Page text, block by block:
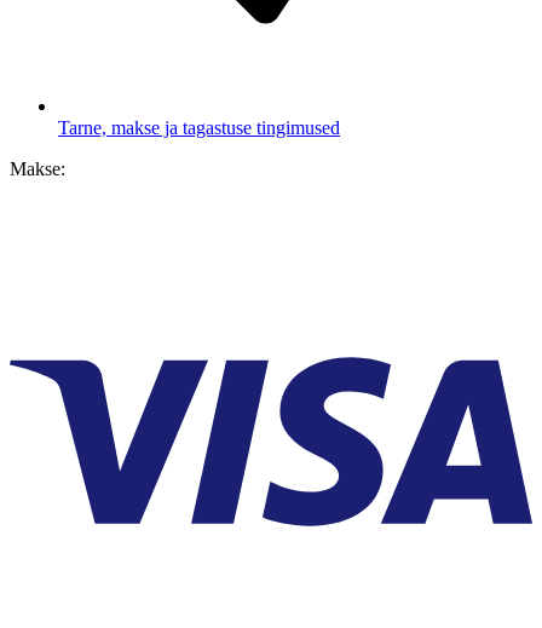
Tarne, makse ja tagastuse tingimused
Makse: